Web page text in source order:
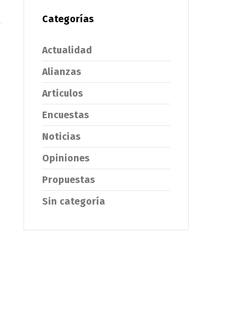
Categorías
Actualidad
Alianzas
Articulos
Encuestas
Noticias
Opiniones
Propuestas
Sin categoría